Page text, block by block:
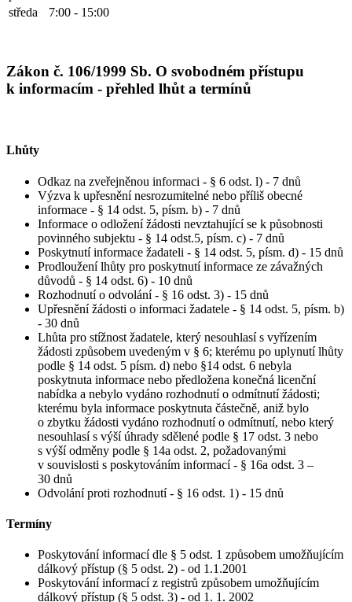
středa
7:00 - 15:00
Zákon č. 106/1999 Sb. O svobodném přístupu
k informacím - přehled lhůt a termínů
Lhůty
Odkaz na zveřejněnou informaci - § 6 odst. l) - 7 dnů
Výzva k upřesnění nesrozumitelné nebo příliš obecné
informace - § 14 odst. 5, písm. b) - 7 dnů
Informace o odložení žádosti nevztahující se k působnosti
povinného subjektu - § 14 odst.5, písm. c) - 7 dnů
Poskytnutí informace žadateli - § 14 odst. 5, písm. d) - 15 dnů
Prodloužení lhůty pro poskytnutí informace ze závažných
důvodů - § 14 odst. 6) - 10 dnů
Rozhodnutí o odvolání - § 16 odst. 3) - 15 dnů
Upřesnění žádosti o informaci žadatele - § 14 odst. 5, písm. b)
- 30 dnů
Lhůta pro stížnost žadatele, který nesouhlasí s vyřízením
žádosti způsobem uvedeným v § 6; kterému po uplynutí lhůty
podle § 14 odst. 5 písm. d) nebo §14 odst. 6 nebyla
poskytnuta informace nebo předložena konečná licenční
nabídka a nebylo vydáno rozhodnutí o odmítnutí žádosti;
kterému byla informace poskytnuta částečně, aniž bylo
o zbytku žádosti vydáno rozhodnutí o odmítnutí, nebo který
nesouhlasí s výší úhrady sdělené podle § 17 odst. 3 nebo
s výší odměny podle § 14a odst. 2, požadovanými
v souvislosti s poskytováním informací - § 16a odst. 3 –
30 dnů
Odvolání proti rozhodnutí - § 16 odst. 1) - 15 dnů
Termíny
Poskytování informací dle § 5 odst. 1 způsobem umožňujícím
dálkový přístup (§ 5 odst. 2) - od 1.1.2001
Poskytování informací z registrů způsobem umožňujícím
dálkový přístup (§ 5 odst. 3) - od 1. 1. 2002